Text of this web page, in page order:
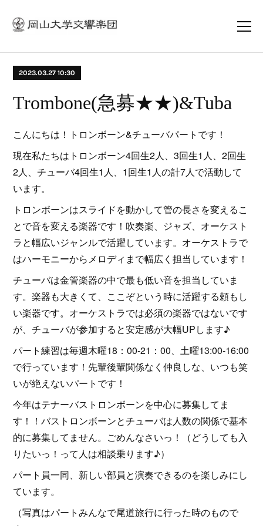
2023.03.27 10:30
Trombone(急募★★)&Tuba
こんにちは！トロンボーン&チューバパートです！
現在私たちはトロンボーン4回生2人、3回生1人、2回生
2人、チューバ4回生1人、1回生1人の計7人で活動して
います。
トロンボーンはスライドを動かして管の長さを変えるこ
とで音を変える楽器です！吹奏楽、ジャズ、オーケスト
ラと幅広いジャンルで活躍しています。オーケストラで
はハーモニーからメロディまで幅広く担当しています！
チューバは金管楽器の中で最も低い音を担当していま
す。楽器も大きくて、ここぞという時に活躍する頼もし
い楽器です。オーケストラでは必須の楽器ではないです
が、チューバが参加すると安定感が大幅UPします♪
パート練習は毎週木曜18：00-21：00、土曜13:00-16:00
で行っています！先輩後輩関係なく仲良しな、いつも笑
いが絶えないパートです！
今年はテナーバストロンボーンを中心に募集してま
す！！バストロンボーンとチューバは人数の関係で基本
的に募集してません。ごめんなさいっ！（どうしても入
りたいっ！って人は相談乗ります♪）
パート員一同、新しい部員と演奏できるのを楽しみにし
ています。
（写真はパートみんなで尾道旅行に行った時のもので